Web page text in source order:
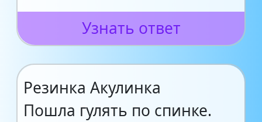
Узнать ответ
Резинка Акулинка
Пошла гулять по спинке.